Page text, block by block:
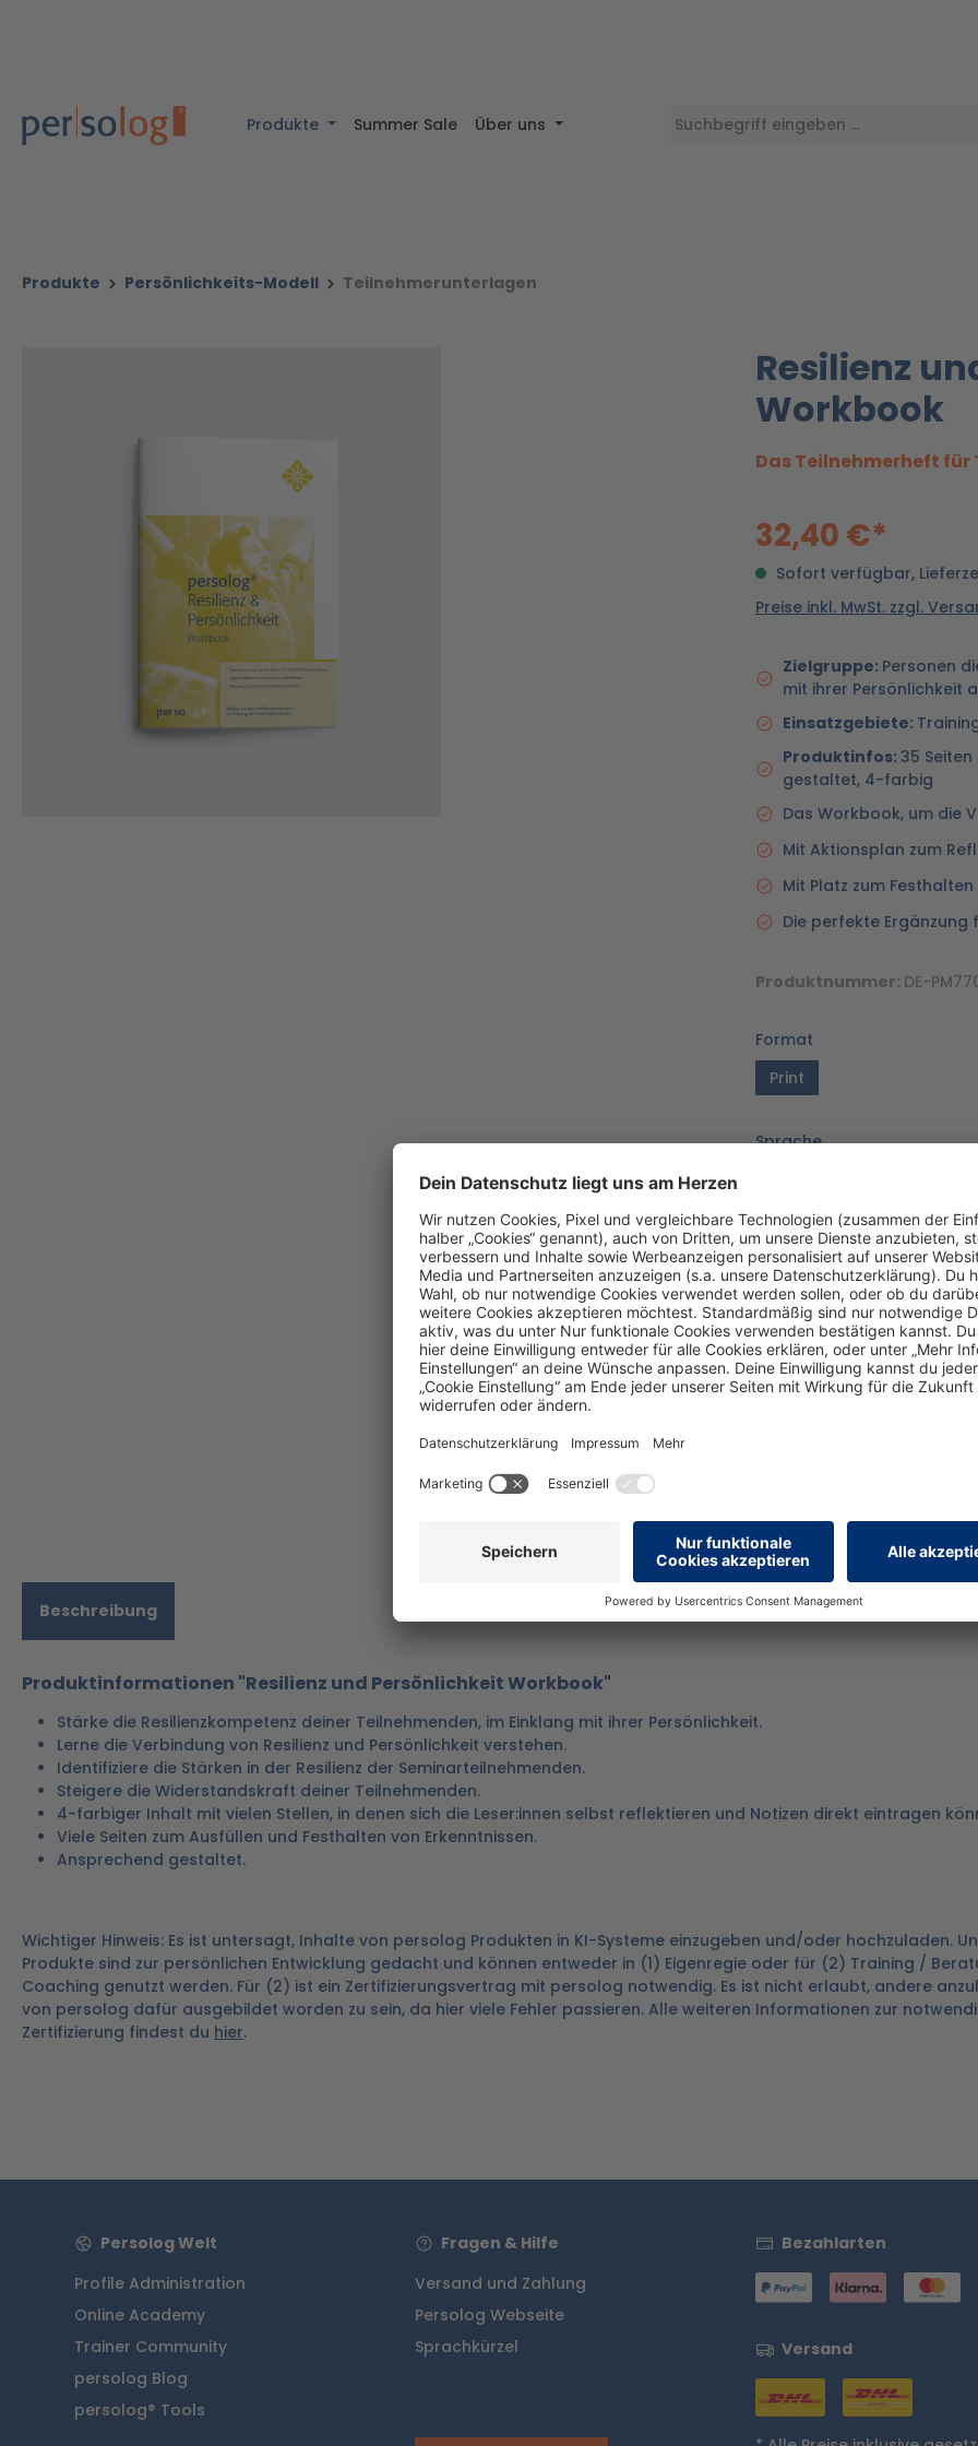
Produkte Summer Sale Über uns
Produkte Persönlichkeits-Modell Teilnehmerunterlagen
Resilienz
Workbook
Das Teilnehmerheft für
32,40 €*
Sofort verfügbar,
Preise inkl. MwSt. zzgl.
Zielgruppe: Personen
mit ihrer Persönlichkeit
Einsatzgebiete:
Produktinfos: 35
gestaltet, 4-farbig
Das Workbook, um die
Mit Aktionsplan zum
Mit Platz zum
Die perfekte Ergänzung
Produktnummer: DE-
Format
Print
Sprache
Version
04/24_V1.1
Beschreibung
Produktinformationen "Resilienz und Persönlichkeit Workbook"
Stärke die Resilienzkompetenz deiner Teilnehmenden, im Einklang mit ihrer Persönlichkeit.
Lerne die Verbindung von Resilienz und Persönlichkeit verstehen.
Identifiziere die Stärken in der Resilienz der Seminarteilnehmenden.
Steigere die Widerstandskraft deiner Teilnehmenden.
4-farbiger Inhalt mit vielen Stellen, in denen sich die Leser:innen selbst reflektieren und Notizen direkt eintragen
Viele Seiten zum Ausfüllen und Festhalten von Erkenntnissen.
Ansprechend gestaltet.
Wichtiger Hinweis: Es ist untersagt, Inhalte von persolog Produkten in KI-Systeme einzugeben und/oder hochzuladen.
Produkte sind zur persönlichen Entwicklung gedacht und können entweder in (1) Eigenregie oder für (2) Training /
Coaching genutzt werden. Für (2) ist ein Zertifizierungsvertrag mit persolog notwendig. Es ist nicht erlaubt, andere
von persolog dafür ausgebildet worden zu sein, da hier viele Fehler passieren. Alle weiteren Informationen zur
Zertifizierung findest du hier.
Persolog Welt
Profile Administration
Online Academy
Trainer Community
persolog Blog
persolog® Tools
Fragen & Hilfe
Versand und Zahlung
Persolog Webseite
Sprachkürzel
Bezahlarten
Versand